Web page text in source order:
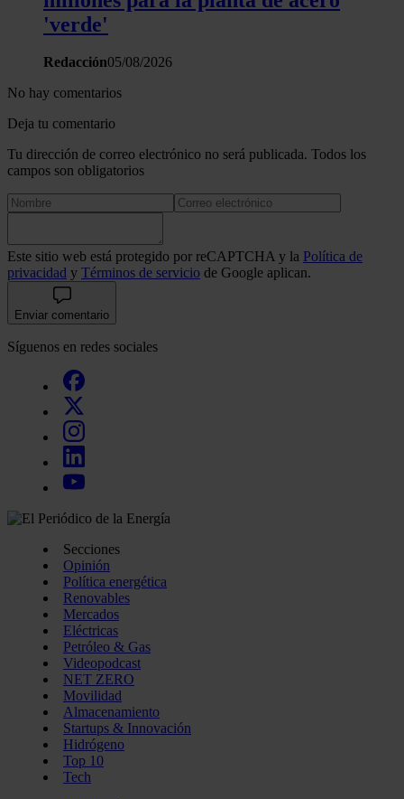
'verde'
Redacción05/08/2026
No hay comentarios
Deja tu comentario
Tu dirección de correo electrónico no será publicada. Todos los
campos son obligatorios
Este sitio web está protegido por reCAPTCHA y la Política de
privacidad y Términos de servicio de Google aplican.
Enviar comentario
Síguenos en redes sociales
Secciones
Opinión
Política energética
Renovables
Mercados
Eléctricas
Petróleo & Gas
Videopodcast
NET ZERO
Movilidad
Almacenamiento
Startups & Innovación
Hidrógeno
Top 10
Tech